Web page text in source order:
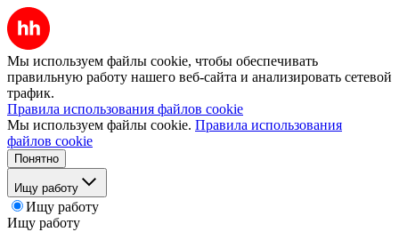
Мы используем файлы cookie, чтобы обеспечивать
правильную работу нашего веб-сайта и анализировать сетевой
трафик.
Правила использования файлов cookie
Мы используем файлы cookie. Правила использования
файлов cookie
Понятно
Ищу работу
Ищу работу
Ищу работу